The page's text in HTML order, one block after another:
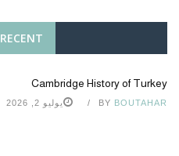
RECENT
Cambridge History of Turkey
BY BOUTAHAR يوليو 2, 2026